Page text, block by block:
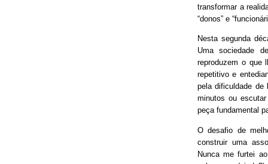
transformar a
“donos” e
Nesta segunda
Uma sociedade
reproduzem o que
repetitivo e
pela dificuldade
minutos ou
peça fundamental
O desafio de
construir uma
Nunca me furtei